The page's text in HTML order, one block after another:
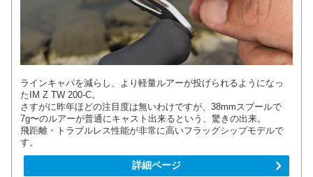
ラインキャパを減らし、より軽量ルアーが投げられるようになっ
たIM Z TW 200-C。
さすがに昨年ほどの注目度は無いわけですが、38mmスプールで
7g〜のルアーが普通にキャスト出来るという、驚きの出来。
飛距離・トラブルレス性能が非常に高いフラッグシップモデルで
す。
詳細ページ